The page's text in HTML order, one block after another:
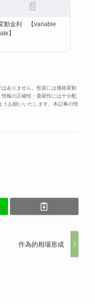
📄
動金利 【variable
】
ありません。投資には価格変動
報の正確性・最新性には十分配
うお願いいたします。本記事の情
作為的相場形成